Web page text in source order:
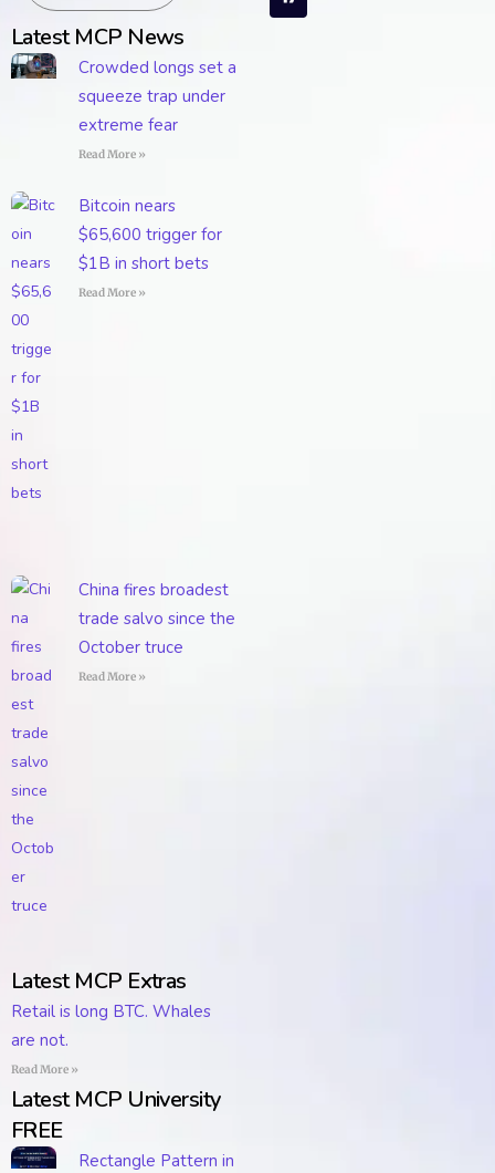
Latest MCP News
Crowded longs set a
squeeze trap under
extreme fear
Read More »
Bitcoin nears
$65,600 trigger for
$1B in short bets
Read More »
China fires broadest
trade salvo since the
October truce
Read More »
Latest MCP Extras
Retail is long BTC. Whales
are not.
Read More »
Latest MCP University
FREE
Rectangle Pattern in